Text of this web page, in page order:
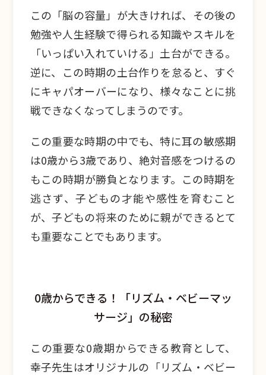
この「脳の容量」が大きければ、その後の
勉強や人生経験で得られる知識やスキルを
「いっぱい入れていける」土台ができる。
逆に、この時期の土台作りを怠ると、すぐ
にキャパオーバーになり、様々なことに挑
戦できなくなってしまうのです。
この重要な時期の中でも、特に耳の敏感期
は0歳から3歳であり、絶対音感をつけるの
もこの時期が勝負となります。この時期を
逃さず、子どもの才能や感性を育むこと
が、子どもの将来のために親ができるとて
も重要なことでもあります。
0歳からできる！「リズム・ベビーマッ
サージ」の秘密
この重要な0歳期からできる教育として、
幸子先生はオリジナルの「リズム・ベビー